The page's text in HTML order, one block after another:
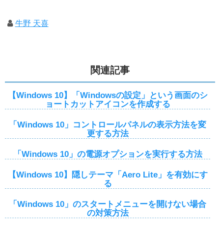
牛野 天喜
関連記事
【Windows 10】「Windowsの設定」という画面のシ
ョートカットアイコンを作成する
「Windows 10」コントロールパネルの表示方法を変
更する方法
「Windows 10」の電源オプションを実行する方法
【Windows 10】隠しテーマ「Aero Lite」を有効にす
る
「Windows 10」のスタートメニューを開けない場合
の対策方法